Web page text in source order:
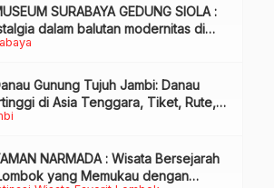
SURABAYA GEDUNG SIOLA :
dalam balutan modernitas di
kota pahlawan, Review & Info
Gunung Tujuh Jambi: Danau
di Asia Tenggara, Tiket, Rute,
Tarik & Tips Lengkap
NARMADA : Wisata Bersejarah
yang Memukau dengan